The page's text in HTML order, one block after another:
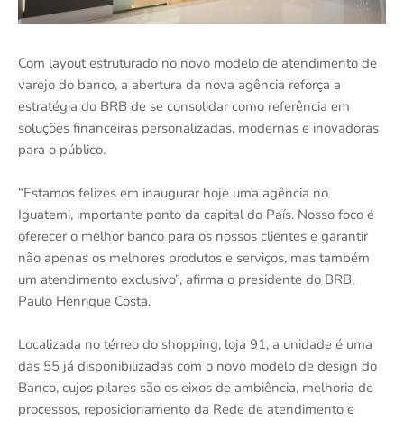
Com layout estruturado no novo modelo de atendimento de
varejo do banco, a abertura da nova agência reforça a
estratégia do BRB de se consolidar como referência em
soluções financeiras personalizadas, modernas e inovadoras
para o público.
“Estamos felizes em inaugurar hoje uma agência no
Iguatemi, importante ponto da capital do País. Nosso foco é
oferecer o melhor banco para os nossos clientes e garantir
não apenas os melhores produtos e serviços, mas também
um atendimento exclusivo”, afirma o presidente do BRB,
Paulo Henrique Costa.
Localizada no térreo do shopping, loja 91, a unidade é uma
das 55 já disponibilizadas com o novo modelo de design do
Banco, cujos pilares são os eixos de ambiência, melhoria de
processos, reposicionamento da Rede de atendimento e